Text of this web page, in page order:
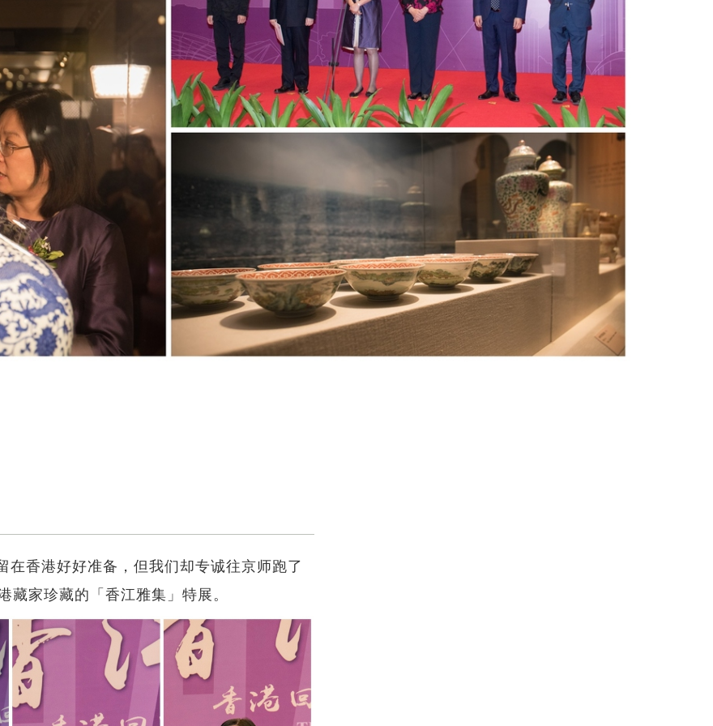
香港好好准备，但我们却专诚往京师跑了
家珍藏的「香江雅集」特展。